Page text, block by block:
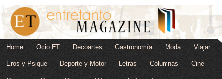
Home Ocio ET Decoartes Gastronomía Moda Viajar
Eros y Psique Deporte y Motor Letras Columnas Cine